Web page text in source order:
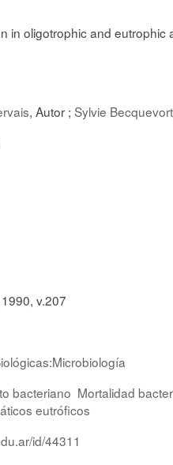
in oligotrophic and eutrophic
, Autor ; Sylvie Becquevort
v.207
bacteriano Mortalidad
eutróficos
id/44311